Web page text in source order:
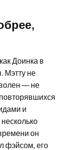
Доинка в
Мэтту не
— не
и
он
фэйсом, его